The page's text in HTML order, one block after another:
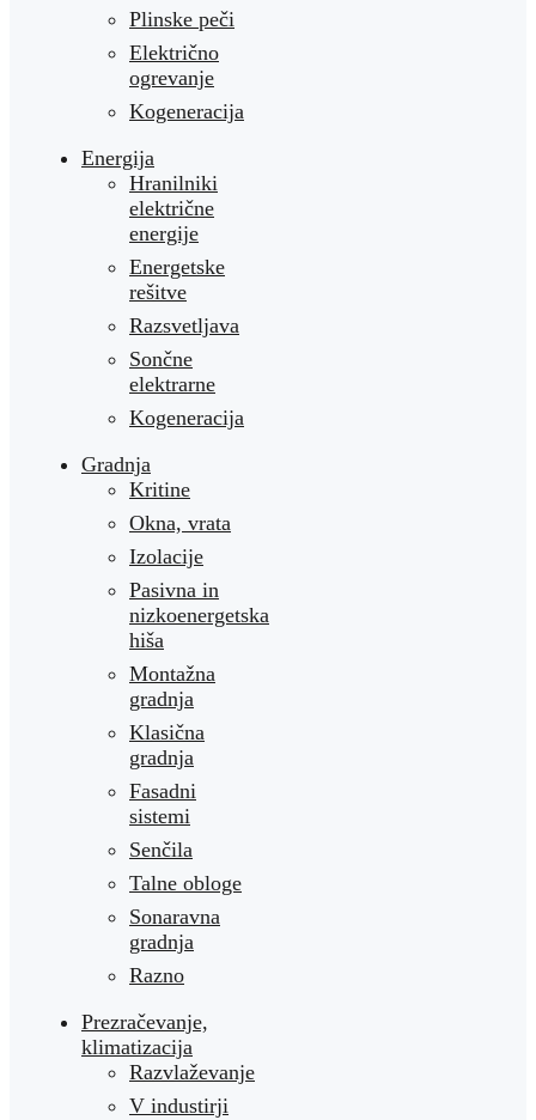
Plinske peči
Električno
ogrevanje
Kogeneracija
Energija
Hranilniki
električne
energije
Energetske
rešitve
Razsvetljava
Sončne
elektrarne
Kogeneracija
Gradnja
Kritine
Okna, vrata
Izolacije
Pasivna in
nizkoenergetska
hiša
Montažna
gradnja
Klasična
gradnja
Fasadni
sistemi
Senčila
Talne obloge
Sonaravna
gradnja
Razno
Prezračevanje,
klimatizacija
Razvlaževanje
V industirji